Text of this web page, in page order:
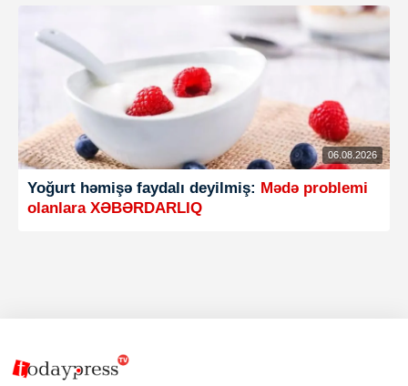
06.08.2026
Yoğurt həmişə faydalı deyilmiş: Mədə problemi
olanlara XƏBƏRDARLIQ